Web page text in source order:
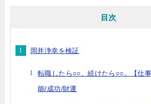
目次
岡井浄幸を検証
転職したら○○、続けたら○○。【仕
能/成功/財運